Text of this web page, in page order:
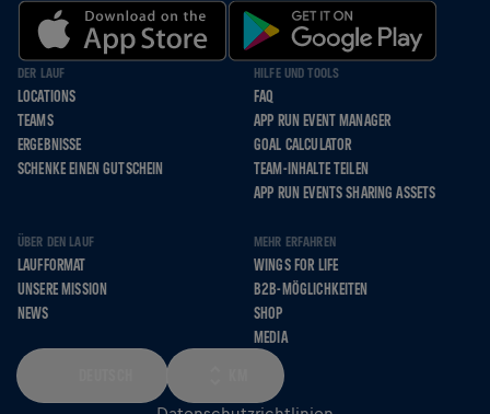
DER LAUF
LOCATIONS
TEAMS
ERGEBNISSE
SCHENKE EINEN GUTSCHEIN
HILFE UND TOOLS
FAQ
APP RUN EVENT MANAGER
GOAL CALCULATOR
TEAM-INHALTE TEILEN
APP RUN EVENTS SHARING ASSETS
ÜBER DEN LAUF
LAUFFORMAT
UNSERE MISSION
NEWS
MEHR ERFAHREN
WINGS FOR LIFE
B2B-MÖGLICHKEITEN
SHOP
MEDIA